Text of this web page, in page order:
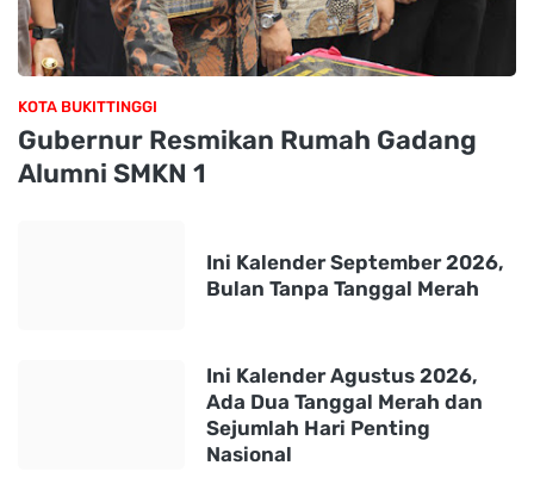
KOTA BUKITTINGGI
Gubernur Resmikan Rumah Gadang
Alumni SMKN 1
Ini Kalender September 2026,
Bulan Tanpa Tanggal Merah
Ini Kalender Agustus 2026,
Ada Dua Tanggal Merah dan
Sejumlah Hari Penting
Nasional